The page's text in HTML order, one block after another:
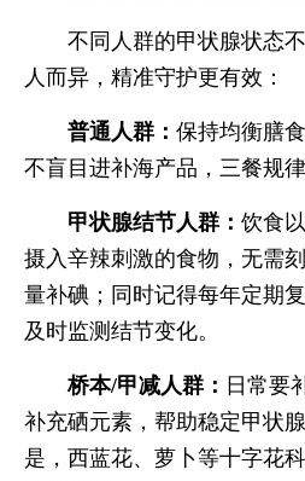
不同人群的甲状腺状态不
人而异，精准守护更有效：
普通人群： 保持均衡膳
不盲目进补海产品，三餐规律
甲状腺结节人群： 饮食
摄入辛辣刺激的食物，无需
量补碘；同时记得每年定期
及时监测结节变化。
桥本/甲减人群： 日常要
补充硒元素，帮助稳定甲状
是，西蓝花、萝卜等十字花